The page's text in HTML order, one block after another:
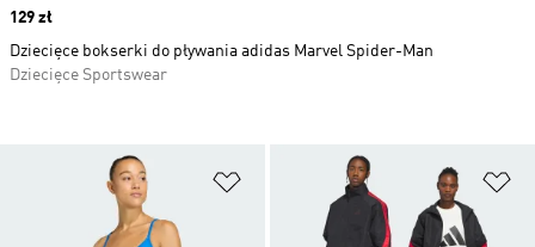
Dodaj do listy życzeń
Price
129 zł
Dziecięce bokserki do pływania adidas Marvel Spider-Man
Dziecięce Sportswear